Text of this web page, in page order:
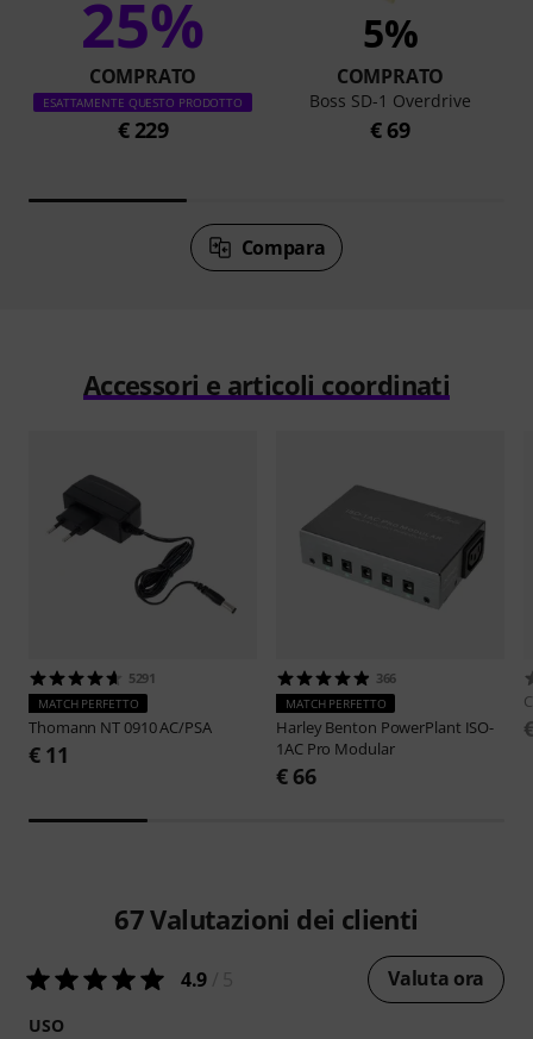
25%
COMPRATO
ESATTAMENTE QUESTO PRODOTTO
€ 229
5%
COMPRATO
Boss SD-1 Overdrive
€ 69
Compara
Accessori e articoli coordinati
5291
MATCH PERFETTO
Thomann NT 0910 AC/PSA
€ 11
366
MATCH PERFETTO
Harley Benton PowerPlant ISO-
1AC Pro Modular
€ 66
67Valutazioni dei clienti
4.9 Valuta ora
USO